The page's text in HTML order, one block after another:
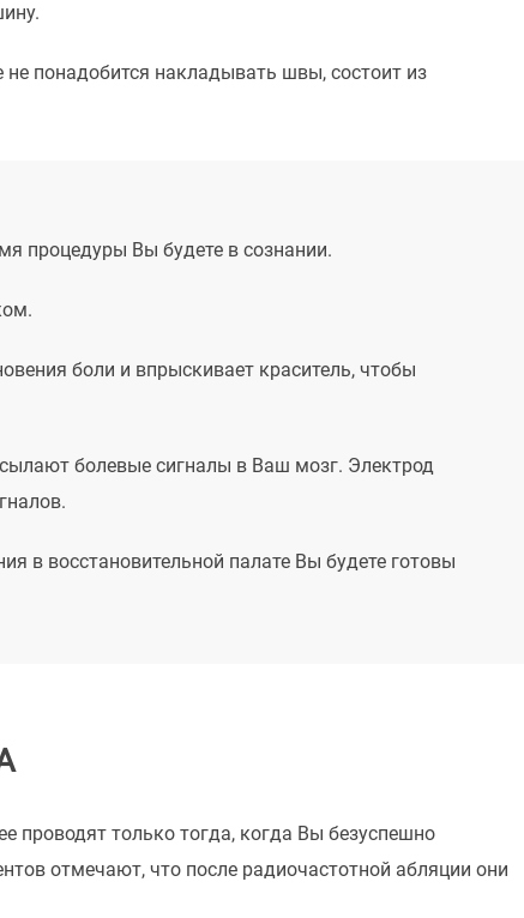
понадобится накладывать швы, состоит из
процедуры Вы будете в сознании.
боли и впрыскивает краситель, чтобы
болевые сигналы в Ваш мозг. Электрод
в восстановительной палате Вы будете готовы
проводят только тогда, когда Вы безуспешно
отмечают, что после радиочастотной абляции они